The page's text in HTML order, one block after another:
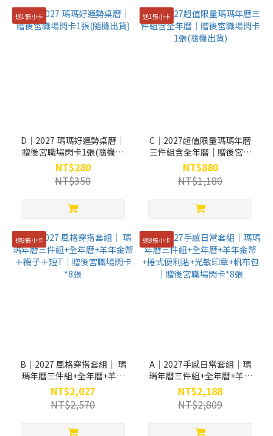
送1張小卡
D｜2027 瑪瑪好運勢桌曆｜
贈後宮職場閃卡1張(隨機出
貨)
NT$280
NT$350
送1張小卡
C｜2027超值限量瑪瑪年曆
三件組含全年曆｜贈後宮職
場閃卡1張(隨機出貨)
NT$880
NT$1,180
送8張小卡
B｜2027 風格穿搭套組｜ 瑪
瑪年曆三件組+全年曆+羊年
金幣＋襪子＋短T｜贈後宮職
場閃卡*8張
NT$2,027
NT$2,570
送8張小卡
A｜2027手感日常套組｜瑪
瑪年曆三件組+全年曆+羊年
金幣+捲式便利貼+光敏印章
+帆布包｜贈後宮職場閃卡*8
張
NT$2,188
NT$2,809